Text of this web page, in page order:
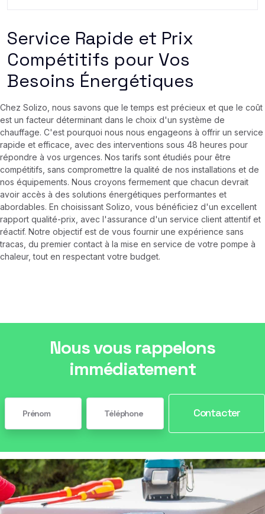
Service Rapide et Prix
Compétitifs pour Vos
Besoins Énergétiques
Chez Solizo, nous savons que le temps est précieux et que le coût
est un facteur déterminant dans le choix d'un système de
chauffage. C'est pourquoi nous nous engageons à offrir un service
rapide et efficace, avec des interventions sous 48 heures pour
répondre à vos urgences. Nos tarifs sont étudiés pour être
compétitifs, sans compromettre la qualité de nos installations et de
nos équipements. Nous croyons fermement que chacun devrait
avoir accès à des solutions énergétiques performantes et
abordables. En choisissant Solizo, vous bénéficiez d'un excellent
rapport qualité-prix, avec l'assurance d'un service client attentif et
réactif. Notre objectif est de vous fournir une expérience sans
tracas, du premier contact à la mise en service de votre pompe à
chaleur, tout en respectant votre budget.
Nous vous rappelons
immédiatement
Contacter